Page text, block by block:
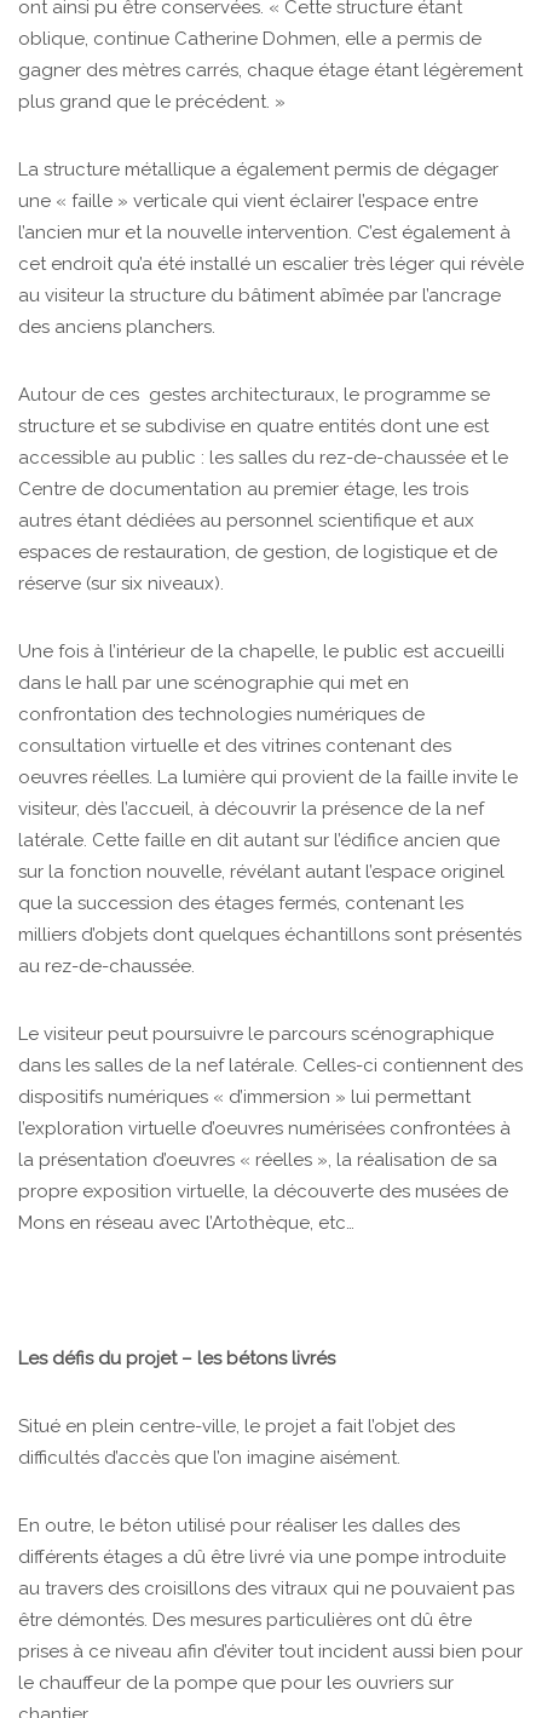
ont ainsi pu être conservées. « Cette structure étant
oblique, continue Catherine Dohmen, elle a permis de
gagner des mètres carrés, chaque étage étant légèrement
plus grand que le précédent. »
La structure métallique a également permis de dégager
une « faille » verticale qui vient éclairer l’espace entre
l’ancien mur et la nouvelle intervention. C’est également à
cet endroit qu’a été installé un escalier très léger qui révèle
au visiteur la structure du bâtiment abîmée par l’ancrage
des anciens planchers.
Autour de ces gestes architecturaux, le programme se
structure et se subdivise en quatre entités dont une est
accessible au public : les salles du rez-de-chaussée et le
Centre de documentation au premier étage, les trois
autres étant dédiées au personnel scientifique et aux
espaces de restauration, de gestion, de logistique et de
réserve (sur six niveaux).
Une fois à l’intérieur de la chapelle, le public est accueilli
dans le hall par une scénographie qui met en
confrontation des technologies numériques de
consultation virtuelle et des vitrines contenant des
oeuvres réelles. La lumière qui provient de la faille invite le
visiteur, dès l’accueil, à découvrir la présence de la nef
latérale. Cette faille en dit autant sur l’édifice ancien que
sur la fonction nouvelle, révélant autant l’espace originel
que la succession des étages fermés, contenant les
milliers d’objets dont quelques échantillons sont présentés
au rez-de-chaussée.
Le visiteur peut poursuivre le parcours scénographique
dans les salles de la nef latérale. Celles-ci contiennent des
dispositifs numériques « d’immersion » lui permettant
l’exploration virtuelle d’oeuvres numérisées confrontées à
la présentation d’oeuvres « réelles », la réalisation de sa
propre exposition virtuelle, la découverte des musées de
Mons en réseau avec l’Artothèque, etc…
Les défis du projet – les bétons livrés
Situé en plein centre-ville, le projet a fait l’objet des
difficultés d’accès que l’on imagine aisément.
En outre, le béton utilisé pour réaliser les dalles des
différents étages a dû être livré via une pompe introduite
au travers des croisillons des vitraux qui ne pouvaient pas
être démontés. Des mesures particulières ont dû être
prises à ce niveau afin d’éviter tout incident aussi bien pour
le chauffeur de la pompe que pour les ouvriers sur